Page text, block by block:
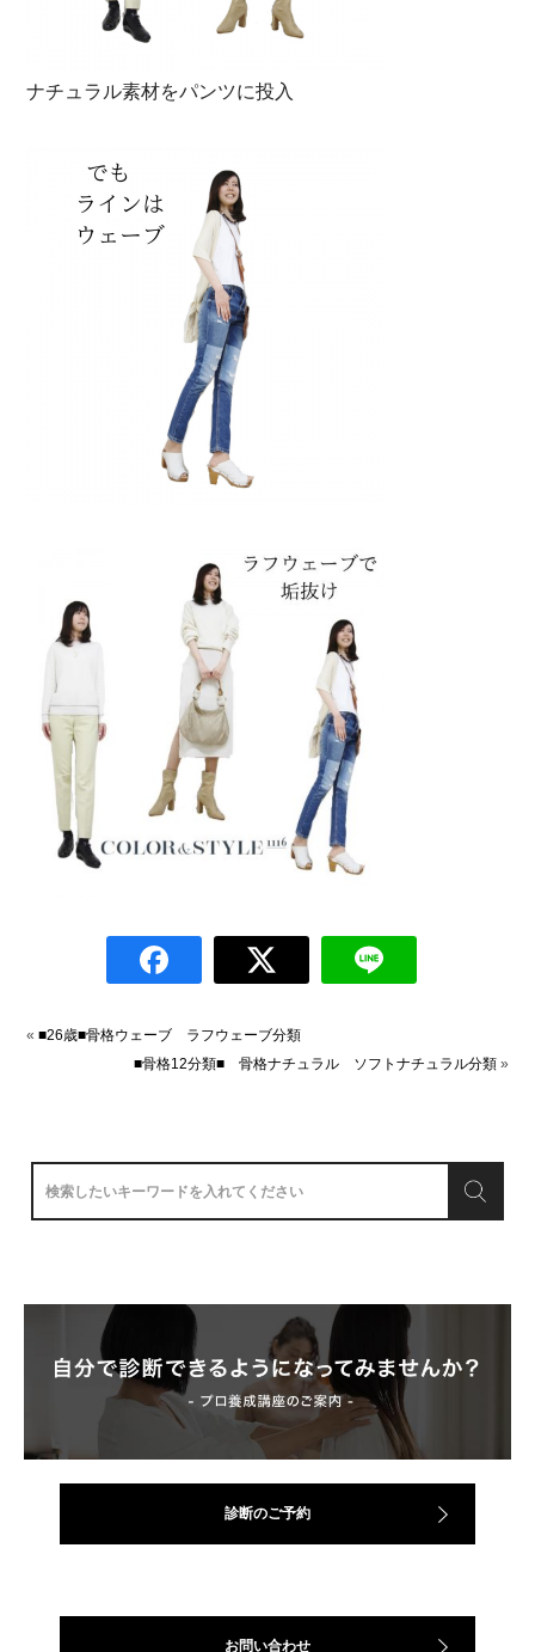
ナチュラル素材をパンツに投入
«■26歳■骨格ウェーブ ラフウェーブ分類
■骨格12分類■ 骨格ナチュラル ソフトナチュラル分類»
診断のご予約
お問い合わせ